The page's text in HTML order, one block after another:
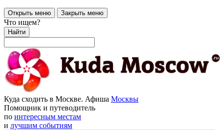
Открыть меню Закрыть меню
Что ищем?
Найти
Куда сходить в Москве. Афиша Москвы
Помощник и путеводитель
по интересным местам
и лучшим событиям